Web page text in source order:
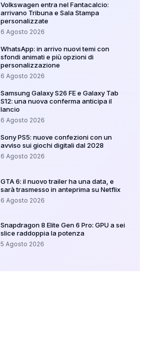
Volkswagen entra nel Fantacalcio:
arrivano Tribuna e Sala Stampa
personalizzate
6 Agosto 2026
WhatsApp: in arrivo nuovi temi con
sfondi animati e più opzioni di
personalizzazione
6 Agosto 2026
Samsung Galaxy S26 FE e Galaxy Tab
S12: una nuova conferma anticipa il
lancio
6 Agosto 2026
Sony PS5: nuove confezioni con un
avviso sui giochi digitali dal 2028
6 Agosto 2026
GTA 6: il nuovo trailer ha una data, e
sarà trasmesso in anteprima su Netflix
6 Agosto 2026
Snapdragon 8 Elite Gen 6 Pro: GPU a sei
slice raddoppia la potenza
5 Agosto 2026